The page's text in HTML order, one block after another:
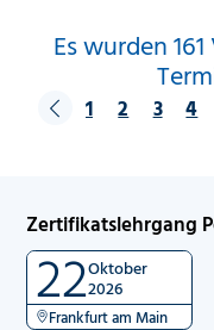
Es wurden
1 2 3 4
Zertifikatslehrgang
22Oktober
2026
Frankfurt am Main